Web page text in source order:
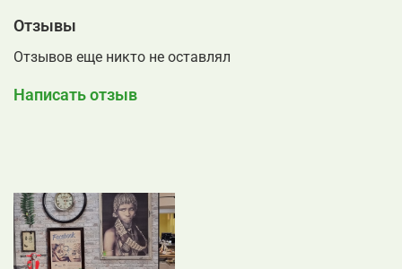
Отзывы
Отзывов еще никто не оставлял
Написать отзыв